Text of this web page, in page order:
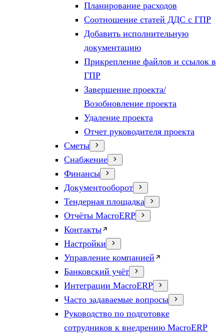
Планирование расходов
Соотношение статей ДДС с ГПР
Добавить исполнительную
документацию
Прикрепление файлов и ссылок в
ГПР
Завершение проекта/
Возобновление проекта
Удаление проекта
Отчет руководителя проекта
Сметы
Снабжение
Финансы
Документооборот
Тендерная площадка
Отчёты MacroERP
Контакты
Настройки
Управление компанией
Банковский учёт
Интеграции MacroERP
Часто задаваемые вопросы
Руководство по подготовке
сотрудников к внедрению MacroERP